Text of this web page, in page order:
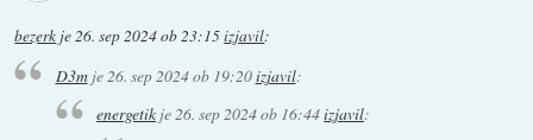
bezerk je26. sep 2024 ob 23:15izjavil:
D3mje 26. sep 2024 ob 19:20izjavil:
energetik je26. sep 2024 ob 16:44izjavil: